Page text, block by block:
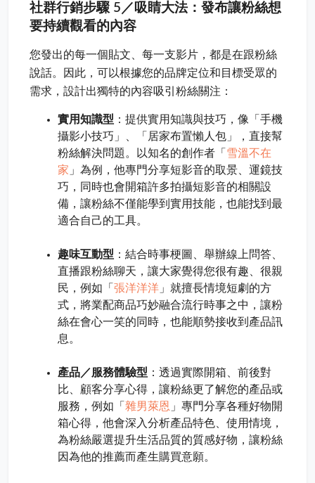
社群行銷步驟 5／吸睛大法：發布讓粉絲想
要持續觀看的內容
您發出的每一個貼文、每一支影片，都是在跟粉絲
說話。因此，可以根據您的品牌定位和目標受眾的
需求，設計出獨特的內容吸引粉絲關注：
實用知識型 ：提供實用知識與技巧，像「手機
攝影小技巧」、「居家布置懶人包」，直接幫
粉絲解決問題。以知名的創作者「 雪溫不在
家 」為例，他專門分享短影音的取景、運鏡技
巧，同時也會開箱許多拍攝短影音的相關設
備，讓粉絲不僅能學到實用技能，也能找到最
適合自己的工具。
趣味互動型 ：結合時事梗圖、舉辦線上問答、
直播跟粉絲聊天，讓大家覺得您很有趣、很親
民，例如「 張洋洋洋 」就擅長情境短劇的方
式，將業配商品巧妙融合流行時事之中，讓粉
絲在會心一笑的同時，也能順勢接收到產品訊
息。
產品／服務體驗型 ：透過實際開箱、前後對
比、顧客分享心得，讓粉絲更了解您的產品或
服務，例如「 雜男萊恩 」專門分享各種好物開
箱心得，他會深入分析產品特色、使用情境，
為粉絲嚴選提升生活品質的質感好物，讓粉絲
因為他的推薦而產生購買意願。